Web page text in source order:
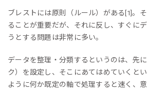
ブレストには原則（ルール）がある [1]。
ることが重要だが、それに反し、すぐに
うとする問題は非常に多い。
データを整理・分類するというのは、先
ク）を設定し、そこにあてはめていくと
ように何か既定の軸で処理すると速く、